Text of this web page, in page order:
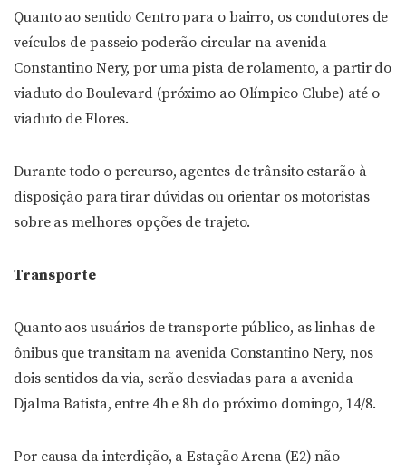
Quanto ao sentido Centro para o bairro, os condutores de
veículos de passeio poderão circular na avenida
Constantino Nery, por uma pista de rolamento, a partir do
viaduto do Boulevard (próximo ao Olímpico Clube) até o
viaduto de Flores.
Durante todo o percurso, agentes de trânsito estarão à
disposição para tirar dúvidas ou orientar os motoristas
sobre as melhores opções de trajeto.
Transporte
Quanto aos usuários de transporte público, as linhas de
ônibus que transitam na avenida Constantino Nery, nos
dois sentidos da via, serão desviadas para a avenida
Djalma Batista, entre 4h e 8h do próximo domingo, 14/8.
Por causa da interdição, a Estação Arena (E2) não